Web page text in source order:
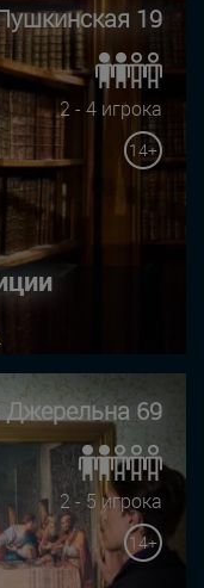
19
2 - 4 игрока
14+
Джерельна 69
2 - 5 игрока
14+